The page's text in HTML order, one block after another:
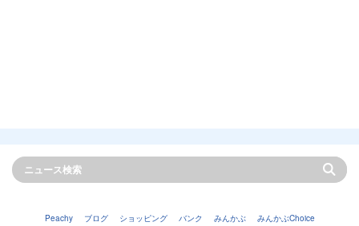
Peachy ブログ ショッピング バンク みんかぶ
みんかぶChoice